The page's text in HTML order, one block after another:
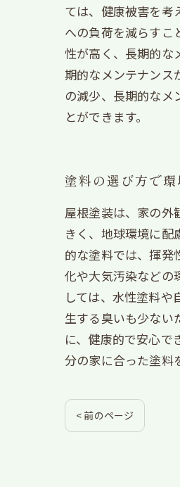
ては、健康被害を考
への負荷を減らすこ
性が高く、長期的な
期的なメンテナンス
の減少、長期的なメ
とができます。
塗料の選び方で
屋根塗装は、家の外
きく、地球環境に配
的な塗料では、揮発
化や大気汚染などの
しては、水性塗料
生する臭いも少ない
に、健康的で安心で
分の家に合った塗料
< 前のページ